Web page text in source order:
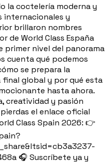
la coctelería moderna y
internacionales y
brillaron nombres
de World Class España
nivel del panorama
cuenta qué podemos
se prepara la
global y por qué esta
hasta ahora.
creatividad y pasión
el enlace oficial
Class Spain 2026: 👉
🎧 Suscríbete ya y